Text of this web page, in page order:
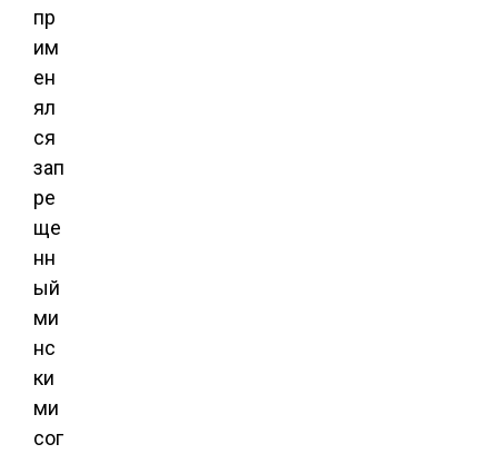
пр
им
ен
ял
ся
зап
ре
ще
нн
ый
ми
нс
ки
ми
сог